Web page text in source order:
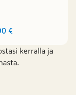
€
kerralla ja